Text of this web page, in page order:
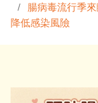
腸病毒流行季
降低感染風險